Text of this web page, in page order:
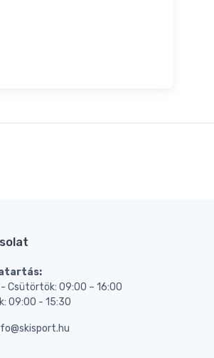
Csütörtök: 09:00 – 16:00
09:00 - 15:30